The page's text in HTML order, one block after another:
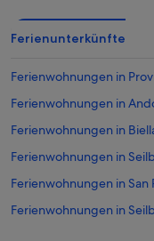
Ferienunterkünfte
Ferienwohnungen in
Ferienwohnungen in
Ferienwohnungen in
Ferienwohnungen in
Ferienwohnungen in San
Ferienwohnungen in